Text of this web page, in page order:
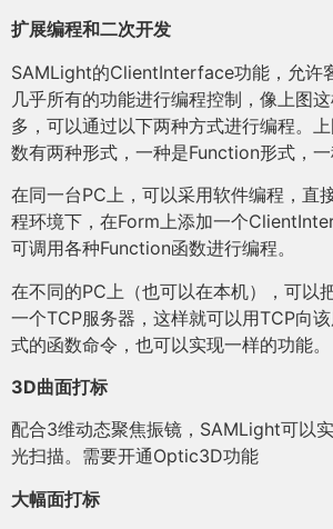
扩展编程和二次开发
SAMLight的ClientInterface功能，允许
几乎所有的功能进行编程控制，像上图
多，可以通过以下两种方式进行编程。
数有两种形式，一种是Function形式，一
在同一台PC上，可以采用软件编程，直
程环境下，在Form上添加一个
可调用各种Function函数进行编程。
在不同的PC上（也可以在本机），可以
一个TCP服务器，这样就可以用TCP向
式的函数命令，也可以实现一样的功能。
3D曲面打标
配合3维动态聚焦振镜，SAMLight可以
光扫描。需要开通Optic3D功能
大幅面打标